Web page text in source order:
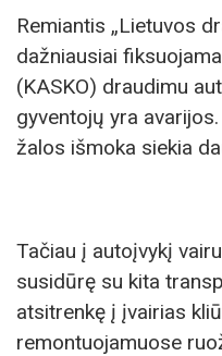
Remiantis „Lietuvos
dažniausiai
(KASKO) draudimu
gyventojų yra
žalos išmoka siekia
Tačiau į autoįvykį
susidūrę su kita
atsitrenkę į įvairias
remontuojamuose